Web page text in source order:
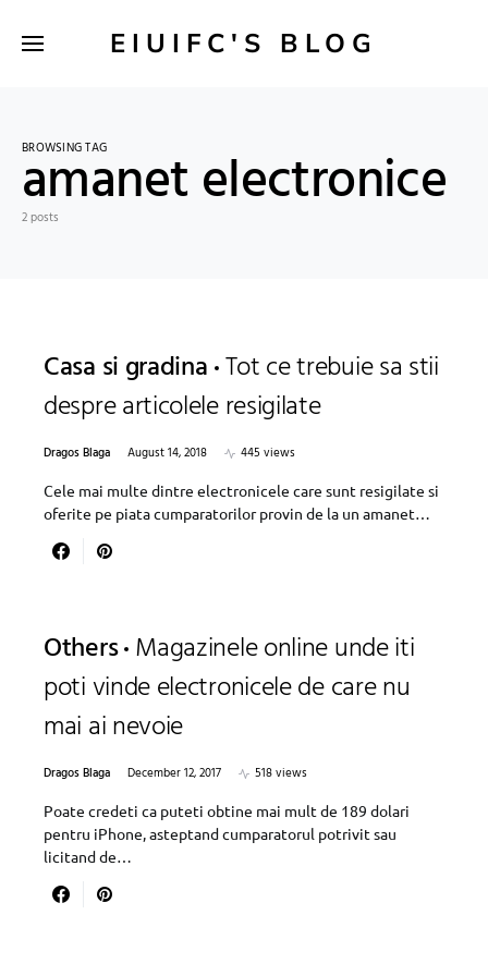
EIUIFC'S BLOG
BROWSING TAG
amanet electronice
2 posts
Casa si gradina Tot ce trebuie sa stii
despre articolele resigilate
Dragos Blaga August 14, 2018
445 views
Cele mai multe dintre electronicele care sunt resigilate si
oferite pe piata cumparatorilor provin de la un amanet…
Others Magazinele online unde iti
poti vinde electronicele de care nu
mai ai nevoie
Dragos Blaga December 12, 2017
518 views
Poate credeti ca puteti obtine mai mult de 189 dolari
pentru iPhone, asteptand cumparatorul potrivit sau
licitand de…